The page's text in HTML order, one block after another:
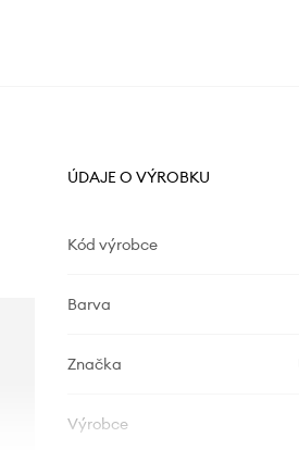
ÚDAJE O VÝROBKU
Kód výrobce
Barva
Značka
Výrobce